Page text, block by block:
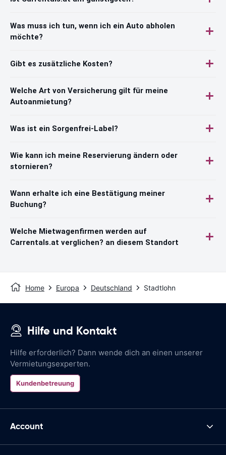
Was muss ich tun, wenn ich ein Auto abholen
möchte?
Gibt es zusätzliche Kosten?
Welche Art von Versicherung gilt für meine
Autoanmietung?
Was ist ein Sorgenfrei-Label?
Wie kann ich meine Reservierung ändern oder
stornieren?
Wann erhalte ich eine Bestätigung meiner
Buchung?
Welche Mietwagenfirmen werden auf
Carrentals.at verglichen? an diesem Standort
Home Europa Deutschland Stadtlohn
Hilfe und Kontakt
Hilfe erforderlich? Dann wende dich an einen unserer
Vermietungsexperten.
Kundenbetreuung
Account